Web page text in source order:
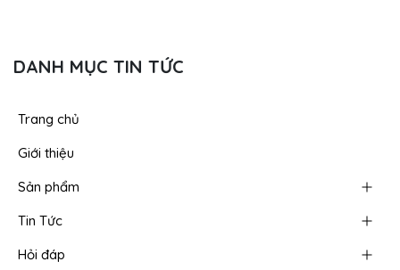
DANH MỤC TIN TỨC
Trang chủ
Giới thiệu
Sản phẩm
Tin Tức
Hỏi đáp